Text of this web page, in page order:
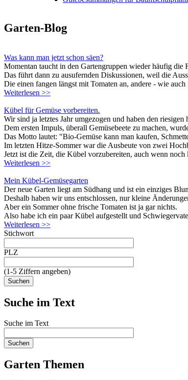
Garten-Blog
Was kann man jetzt schon säen?
Momentan taucht in den Gartengruppen wieder häufig die
Das führt dann zu ausufernden Diskussionen, weil die
Die einen fangen längst mit Tomaten an, andere - wie
Weiterlesen >>
Kübel für Gemüse vorbereiten.
Wir sind ja letztes Jahr umgezogen und haben den
Dem ersten Impuls, überall Gemüsebeete zu machen,
Das Motto lautet: "Bio-Gemüse kann man kaufen,
Im letzten Hitze-Sommer war die Ausbeute von zwei
Jetzt ist die Zeit, die Kübel vorzubereiten, auch wenn
Weiterlesen >>
Mein Kübel-Gemüsegarten
Der neue Garten liegt am Südhang und ist ein einziges
Deshalb haben wir uns entschlossen, nur kleine
Aber ein Sommer ohne frische Tomaten ist ja gar nichts.
Also habe ich ein paar Kübel aufgestellt und
Weiterlesen >>
Stichwort
PLZ
(1-5 Ziffern angeben)
Suche im Text
Suche im Text
Garten Themen